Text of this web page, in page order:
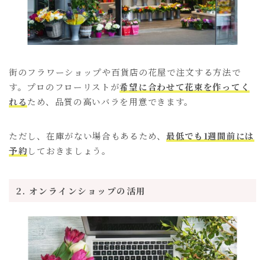
街のフラワーショップや百貨店の花屋で注文する方法で
す。プロのフローリストが希望に合わせて花束を作ってく
れるため、品質の高いバラを用意できます。
ただし、在庫がない場合もあるため、 最低でも1週間前には
予約しておきましょう。
2. オンラインショップの活用